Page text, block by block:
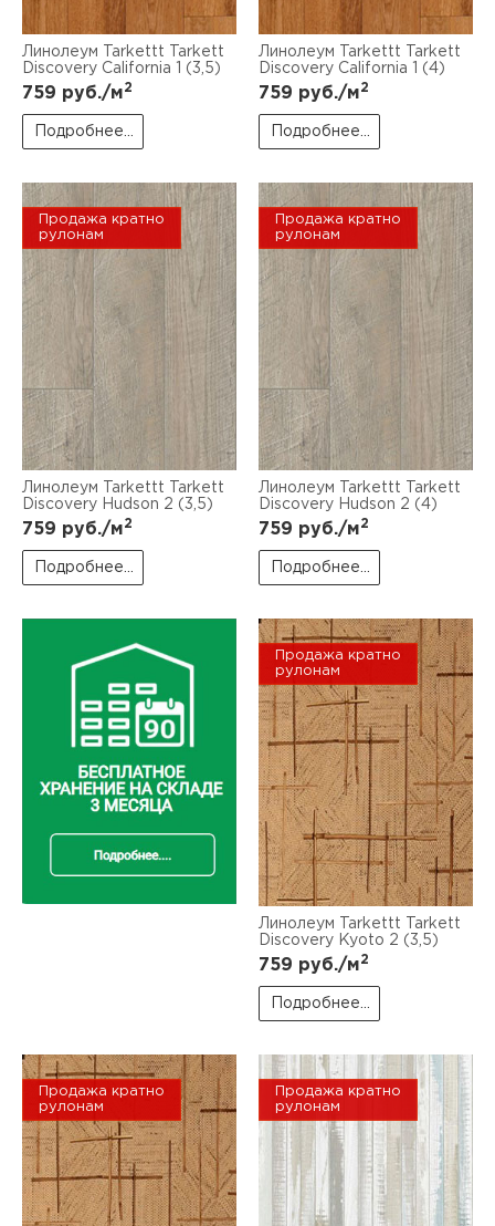
Линолеум Tarkettt Tarkett
Discovery California 1 (3,5)
759 руб./м2
Подробнее...
Линолеум Tarkettt Tarkett
Discovery California 1 (4)
759 руб./м2
Подробнее...
Продажа кратно
рулонам
Линолеум Tarkettt Tarkett
Discovery Hudson 2 (3,5)
759 руб./м2
Подробнее...
Продажа кратно
рулонам
Линолеум Tarkettt Tarkett
Discovery Hudson 2 (4)
759 руб./м2
Подробнее...
Продажа кратно
рулонам
Линолеум Tarkettt Tarkett
Discovery Kyoto 2 (3,5)
759 руб./м2
Подробнее...
Продажа кратно
рулонам
Продажа кратно
рулонам